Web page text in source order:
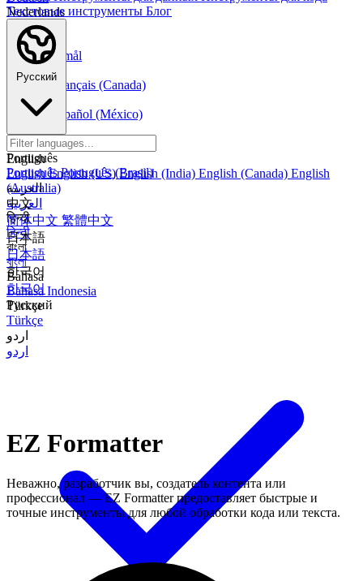
Nederlands
Nederlands
Norsk
Norsk Bokmål
Français
FrançaisFrançais (Canada)
Español
Español
Español (México)
Italiano
Português
PortuguêsPortuguês (Brasil)
العربية
العربية
हिन्दी
हिन्दी
বাংলা
বাংলা
Bahasa
Bahasa Indonesia
Türkçe
Türkçe
اردو
اردو
Текстовые инструменты Блог
Русский
English
EnglishEnglish (US)English (India) English (Canada) English
(Australia)
中文
简体中文 繁體中文
日本語
日本語
한국어
한국어
Русский
EZ Formatter
Неважно, разработчик вы, создатель контента или
профессионал — EZ Formatter предоставляет быстрые и
точные инструменты для любой обработки кода или текста.